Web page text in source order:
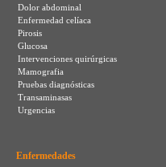
Dolor abdominal
Enfermedad celíaca
Pirosis
Glucosa
Intervenciones quirúrgicas
Mamografia
Pruebas diagnósticas
Transaminasas
Urgencias
Enfermedades